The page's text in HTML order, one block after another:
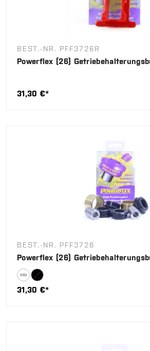
BEST.-NR. PFF3726R
Powerflex (26)
31,30 €*
BEST.-NR. PFF3726
Powerflex (26)
31,30 €*